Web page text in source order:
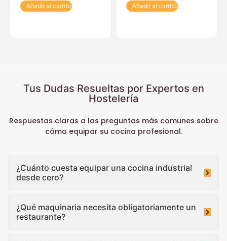
Añadir al carrito Añadir al carrito
Tus Dudas Resueltas por Expertos en
Hostelería
Respuestas claras a las preguntas más comunes sobre
cómo equipar su cocina profesional.
¿Cuánto cuesta equipar una cocina industrial
desde cero?
¿Qué maquinaria necesita obligatoriamente un
restaurante?